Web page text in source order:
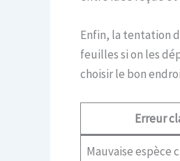
Enfin, la tentation
feuilles si on les
choisir le bon
Erreur
Mauvaise espèce